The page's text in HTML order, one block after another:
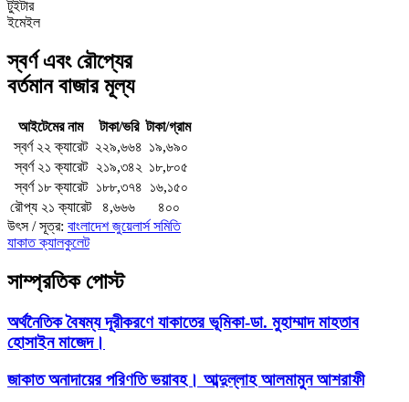
টুইটার
ইমেইল
স্বর্ণ এবং রৌপ্যের
বর্তমান বাজার মূল্য
আইটেমের নাম টাকা/ভরি টাকা/গ্রাম
স্বর্ণ ২২ ক্যারেট ২২৯,৬৬৪ ১৯,৬৯০
স্বর্ণ ২১ ক্যারেট
২১৯,৩৪২ ১৮,৮০৫
স্বর্ণ ১৮ ক্যারেট
১৮৮,৩৭৪ ১৬,১৫০
রৌপ্য ২১ ক্যারেট
৪,৬৬৬
৪০০
উৎস / সূত্র: বাংলাদেশ জুয়েলার্স সমিতি
যাকাত ক্যালকুলেট
সাম্প্রতিক পোস্ট
অর্থনৈতিক বৈষম্য দূরীকরণে যাকাতের ভূমিকা-ডা. মুহাম্মাদ মাহতাব
হোসাইন মাজেদ।
জাকাত অনাদায়ের পরিণতি ভয়াবহ। আব্দুল্লাহ আলমামুন আশরাফী